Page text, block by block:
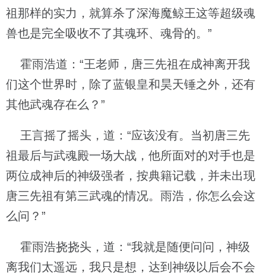
祖那样的实力，就算杀了深海魔鲸王这等超级魂
兽也是完全吸收不了其魂环、魂骨的。”
霍雨浩道：“王老师，唐三先祖在成神离开我
们这个世界时，除了蓝银皇和昊天锤之外，还有
其他武魂存在么？”
王言摇了摇头，道：“应该没有。当初唐三先
祖最后与武魂殿一场大战，他所面对的对手也是
两位成神后的神级强者，按典籍记载，并未出现
唐三先祖有第三武魂的情况。雨浩，你怎么会这
么问？”
霍雨浩挠挠头，道：“我就是随便问问，神级
离我们太遥远，我只是想，达到神级以后会不会